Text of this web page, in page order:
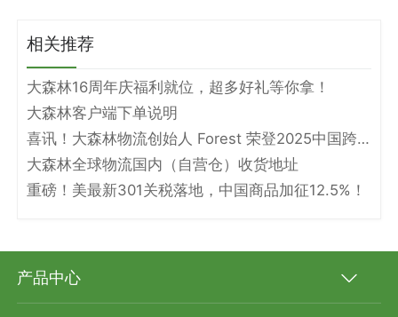
相关推荐
大森林16周年庆福利就位，超多好礼等你拿！
大森林客户端下单说明
喜讯！大森林物流创始人 Forest 荣登2025中国跨境电商物流名人堂！
大森林全球物流国内（自营仓）收货地址
重磅！美最新301关税落地，中国商品加征12.5%！
产品中心